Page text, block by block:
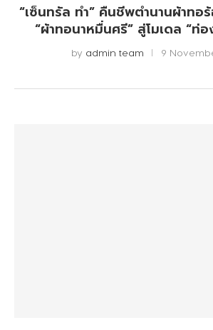
“เซ็นทรัล ทำ” คืนชีพตำนานผ้าทอ
“ผ้าทอนาหมื่นศรี” สู่โมเดล “ท่
by admin team 9